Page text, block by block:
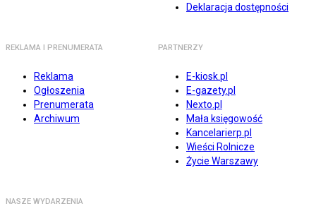
Deklaracja dostępności
REKLAMA I PRENUMERATA
Reklama
Ogłoszenia
Prenumerata
Archiwum
PARTNERZY
E-kiosk.pl
E-gazety.pl
Nexto.pl
Mała księgowość
Kancelarierp.pl
Wieści Rolnicze
Życie Warszawy
NASZE WYDARZENIA